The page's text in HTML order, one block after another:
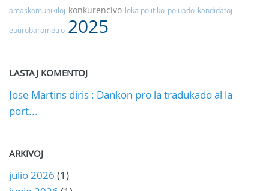
amaskomunikiloj konkurencivo loka politiko poluado kandidatoj
euŭrobarometro 2025
LASTAJ KOMENTOJ
Jose Martins diris : Dankon pro la tradukado al la
port...
ARKIVOJ
julio 2026 (1)